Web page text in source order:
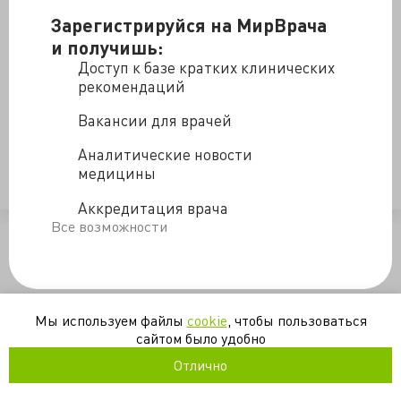
Зарегистрируйся на МирВрача
и получишь:
Доступ к базе кратких клинических
рекомендаций
Вакансии для врачей
Аналитические новости
медицины
Аккредитация врача
Все возможности
Сколько тратится на здравоохранение в США и в
странах Европы, как распределяются
деньги, сказывается ли увеличение расхода на
здоровье населения - ответы на эти и другие вопросы
в новом видео.
KhanAcademyRussian
здравоохранение
Мы используем файлы cookie , чтобы пользоваться
сайтом было удобно
Отлично
/blogs/raskhody_na_zdravookhranenie_v_ssha_i_yevrope-25-01-